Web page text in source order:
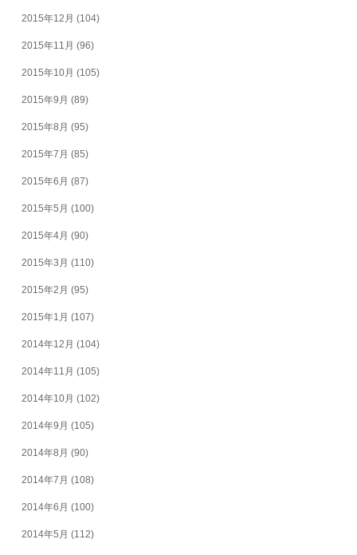
2015年12月 (104)
2015年11月 (96)
2015年10月 (105)
2015年9月 (89)
2015年8月 (95)
2015年7月 (85)
2015年6月 (87)
2015年5月 (100)
2015年4月 (90)
2015年3月 (110)
2015年2月 (95)
2015年1月 (107)
2014年12月 (104)
2014年11月 (105)
2014年10月 (102)
2014年9月 (105)
2014年8月 (90)
2014年7月 (108)
2014年6月 (100)
2014年5月 (112)